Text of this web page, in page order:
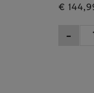
€